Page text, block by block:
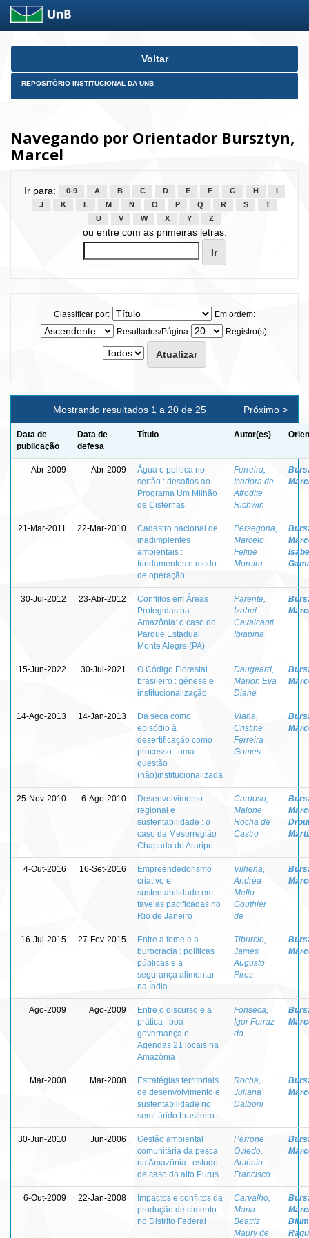
Skip
Voltar
REPOSITÓRIO INSTITUCIONAL DA UNB
Navegando por Orientador Bursztyn,
Marcel
Ir para: 0-9 A B C D E F G H
J
K L M N O P Q R S
T
U
V W X Y Z
ou entre com as primeiras letras:
Classificar por:
Em ordem:
Resultados/Página
Registro(s):
Mostrando resultados 1 a 20 de 25 Próximo >
Data de
publicação
Data de
defesa
Título Autor(es)
Abr-2009 Abr-2009
Água e política no
sertão : desafios ao
Programa Um Milhão
de Cisternas
Ferreira,
Isadora de
Afrodite
Richwin
21-Mar-2011 22-Mar-2010
Cadastro nacional de
inadimplentes
ambientais :
fundamentos e modo
de operação
Persegona,
Marcelo
Felipe
Moreira
30-Jul-2012 23-Abr-2012
Conflitos em Áreas
Protegidas na
Amazônia: o caso do
Parque Estadual
Monte Alegre (PA)
Parente,
Izabel
Cavalcanti
Ibiapina
15-Jun-2022 30-Jul-2021
O Código Florestal
brasileiro : gênese e
institucionalização
Daugeard,
Marion Eva
Diane
14-Ago-2013 14-Jan-2013
Da seca como
episódio à
desertificação como
processo : uma
questão
(não)institucionalizada
Viana,
Cristine
Ferreira
Gomes
25-Nov-2010 6-Ago-2010
Desenvolvimento
regional e
sustentabilidade : o
caso da Mesorregião
Chapada do Araripe
Cardoso,
Maione
Rocha de
Castro
4-Out-2016 16-Set-2016
Empreendedorismo
criativo e
sustentabilidade em
favelas pacificadas no
Rio de Janeiro
Vilhena,
Andréa
Mello
Gouthier
de
16-Jul-2015 27-Fev-2015
Entre a fome e a
burocracia : políticas
públicas e a
segurança alimentar
na Índia
Tiburcio,
James
Augusto
Pires
Ago-2009 Ago-2009
Entre o discurso e a
prática : boa
governança e
Agendas 21 locais na
Amazônia
Fonseca,
Igor Ferraz
da
Mar-2008 Mar-2008
Estratégias territoriais
de desenvolvimento e
sustentabilidade no
semi-árido brasileiro
Rocha,
Juliana
Dalboni
30-Jun-2010 Jun-2006
Gestão ambiental
comunitária da pesca
na Amazônia : estudo
de caso do alto Purus
Perrone
Oviedo,
Antônio
Francisco
6-Out-2009 22-Jan-2008
Impactos e conflitos da
produção de cimento
no Distrito Federal
Carvalho,
Maria
Beatriz
Maury de